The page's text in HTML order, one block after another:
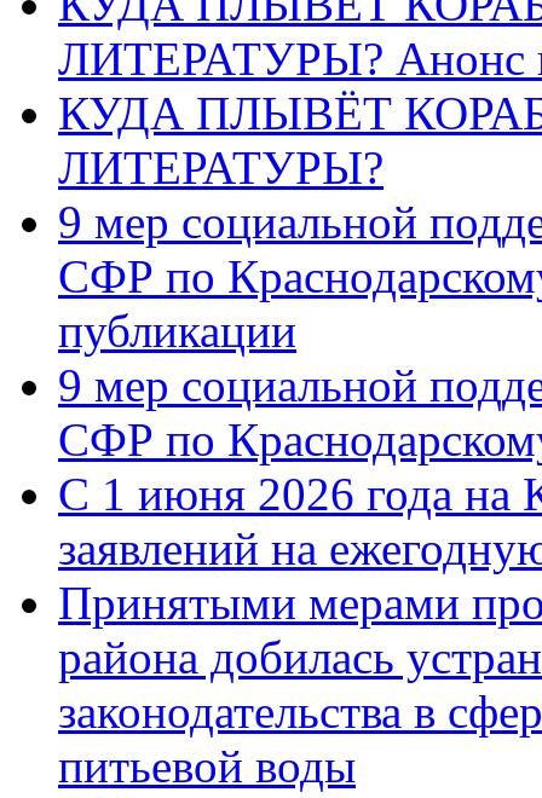
ЛИТЕРАТУРЫ? Анонс
КУДА ПЛЫВЁТ
ЛИТЕРАТУРЫ?
9 мер социальной
СФР по
публикации
9 мер социальной
СФР по
С 1 июня 2026 года на
заявлений на
Принятыми мерами
района добилась
законодательства в
питьевой воды